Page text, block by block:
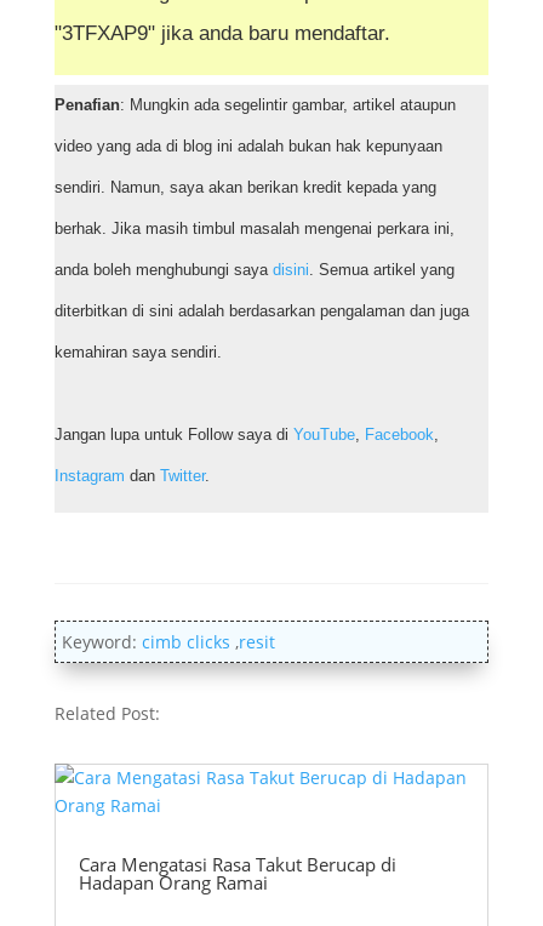
"3TFXAP9" jika anda baru mendaftar.
Penafian: Mungkin ada segelintir gambar, artikel ataupun
video yang ada di blog ini adalah bukan hak kepunyaan
sendiri. Namun, saya akan berikan kredit kepada yang
berhak. Jika masih timbul masalah mengenai perkara ini,
anda boleh menghubungi saya disini. Semua artikel yang
diterbitkan di sini adalah berdasarkan pengalaman dan juga
kemahiran saya sendiri.
Jangan lupa untuk Follow saya di YouTube, Facebook,
Instagram dan Twitter.
Keyword: cimb clicks ,resit
Related Post:
Cara Mengatasi Rasa Takut Berucap di
Hadapan Orang Ramai